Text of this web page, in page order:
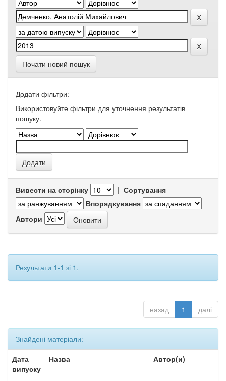
Почати новий пошук
Додати фільтри:
Використовуйте фільтри для уточнення результатів
пошуку.
Вивести на сторінку | Сортування
Впорядкування
Автори
Результати 1-1 зі 1.
назад 1 далі
Знайдені матеріали:
Дата
випуску
Назва Автор(и)